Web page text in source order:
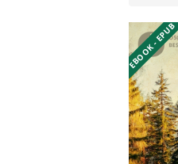
EBOOK - EPUB